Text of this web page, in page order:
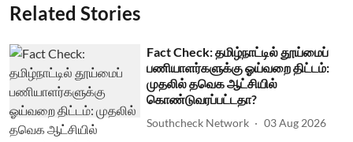
Related Stories
Fact Check: தமிழ்நாட்டில் தூய்மைப்
பணியாளர்களுக்கு ஓய்வறை திட்டம்:
முதலில் தவெக ஆட்சியில்
கொண்டுவரப்பட்டதா?
Southcheck Network 03 Aug 2026